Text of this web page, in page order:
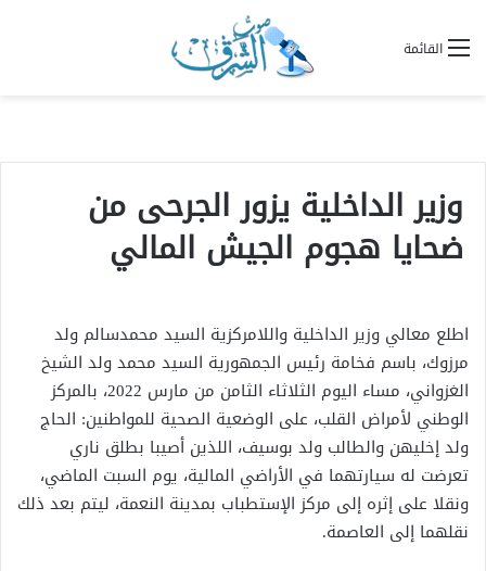
القائمة
وزير الداخلية يزور الجرحى من
ضحايا هجوم الجيش المالي
اطلع معالي وزير الداخلية واللامركزية السيد محمدسالم ولد
مرزوك، باسم فخامة رئيس الجمهورية السيد محمد ولد الشيخ
الغزواني، مساء اليوم الثلاثاء الثامن من مارس 2022، بالمركز
الوطني لأمراض القلب، على الوضعية الصحية للمواطنين: الحاج
ولد إخليهن والطالب ولد بوسيف، اللذين أصيبا بطلق ناري
تعرضت له سيارتهما في الأراضي المالية، يوم السبت الماضي،
ونقلا على إثره إلى مركز الإستطباب بمدينة النعمة، ليتم بعد ذلك
نقلهما إلى العاصمة.